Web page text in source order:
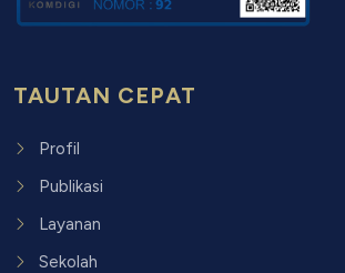
TAUTAN CEPAT
Profil
Publikasi
Layanan
Sekolah